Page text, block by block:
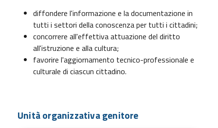
diffondere l'informazione e la documentazione in
tutti i settori della conoscenza per tutti i cittadini;
concorrere all'effettiva attuazione del diritto
all'istruzione e alla cultura;
favorire l'aggiornamento tecnico-professionale e
culturale di ciascun cittadino.
Unità organizzativa genitore